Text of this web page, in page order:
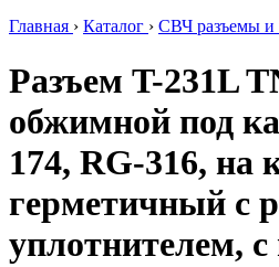
Главная › Каталог › СВЧ разъемы и
Разъем T-231L
обжимной под
174, RG-316, на
герметичный с
уплотнителем, с